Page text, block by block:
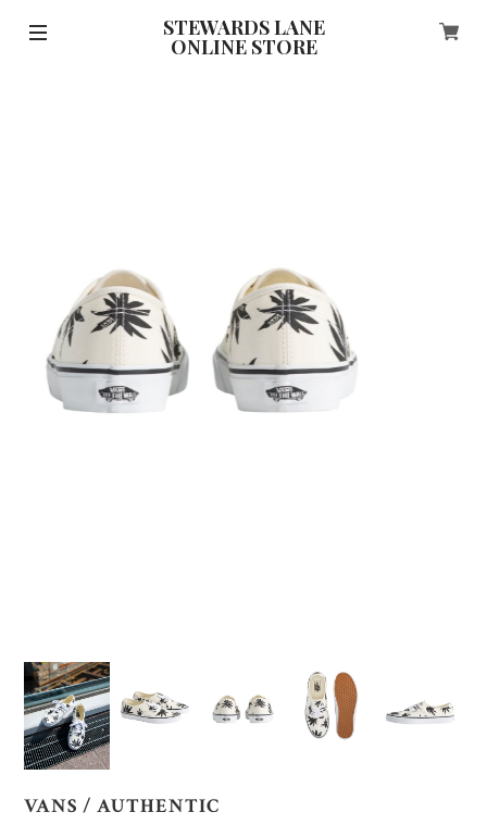
STEWARDS LANE
ONLINE STORE
VANS / AUTHENTIC